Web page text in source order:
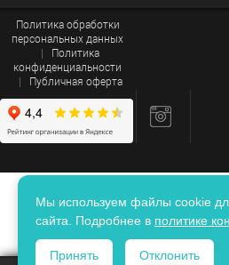
Мы используем файлы cookie
сайта. Подробнее в политике
Принять Отклонить
Политика обработки
персональных данных
Политика
конфиденциальности
Публичная оферта